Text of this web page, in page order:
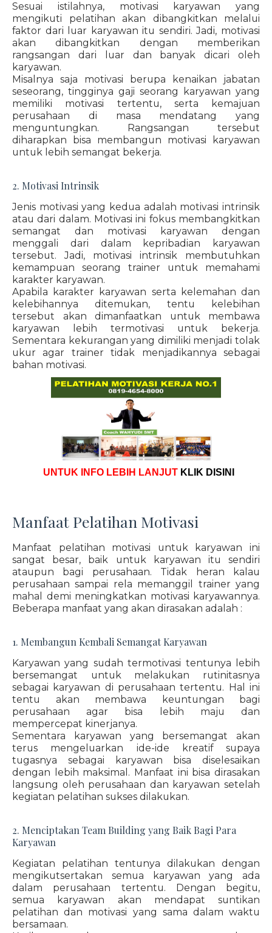
Sesuai istilahnya, motivasi karyawan yang
mengikuti pelatihan akan dibangkitkan melalui
faktor dari luar karyawan itu sendiri. Jadi, motivasi
akan dibangkitkan dengan memberikan
rangsangan dari luar dan banyak dicari oleh
karyawan.
Misalnya saja motivasi berupa kenaikan jabatan
seseorang, tingginya gaji seorang karyawan yang
memiliki motivasi tertentu, serta kemajuan
perusahaan di masa mendatang yang
menguntungkan. Rangsangan tersebut
diharapkan bisa membangun motivasi karyawan
untuk lebih semangat bekerja.
2. Motivasi Intrinsik
Jenis motivasi yang kedua adalah motivasi intrinsik
atau dari dalam. Motivasi ini fokus membangkitkan
semangat dan motivasi karyawan dengan
menggali dari dalam kepribadian karyawan
tersebut. Jadi, motivasi intrinsik membutuhkan
kemampuan seorang trainer untuk memahami
karakter karyawan.
Apabila karakter karyawan serta kelemahan dan
kelebihannya ditemukan, tentu kelebihan
tersebut akan dimanfaatkan untuk membawa
karyawan lebih termotivasi untuk bekerja.
Sementara kekurangan yang dimiliki menjadi tolak
ukur agar trainer tidak menjadikannya sebagai
bahan motivasi.
UNTUK INFO LEBIH LANJUT KLIK DISINI
Manfaat Pelatihan Motivasi
Manfaat pelatihan motivasi untuk karyawan ini
sangat besar, baik untuk karyawan itu sendiri
ataupun bagi perusahaan. Tidak heran kalau
perusahaan sampai rela memanggil trainer yang
mahal demi meningkatkan motivasi karyawannya.
Beberapa manfaat yang akan dirasakan adalah :
1. Membangun Kembali Semangat Karyawan
Karyawan yang sudah termotivasi tentunya lebih
bersemangat untuk melakukan rutinitasnya
sebagai karyawan di perusahaan tertentu. Hal ini
tentu akan membawa keuntungan bagi
perusahaan agar bisa lebih maju dan
mempercepat kinerjanya.
Sementara karyawan yang bersemangat akan
terus mengeluarkan ide-ide kreatif supaya
tugasnya sebagai karyawan bisa diselesaikan
dengan lebih maksimal. Manfaat ini bisa dirasakan
langsung oleh perusahaan dan karyawan setelah
kegiatan pelatihan sukses dilakukan.
2. Menciptakan Team Building yang Baik Bagi Para
Karyawan
Kegiatan pelatihan tentunya dilakukan dengan
mengikutsertakan semua karyawan yang ada
dalam perusahaan tertentu. Dengan begitu,
semua karyawan akan mendapat suntikan
pelatihan dan motivasi yang sama dalam waktu
bersamaan.